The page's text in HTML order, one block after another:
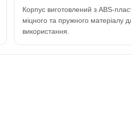
Корпус виготовлений з ABS-
міцного та пружного матеріалу
використання.